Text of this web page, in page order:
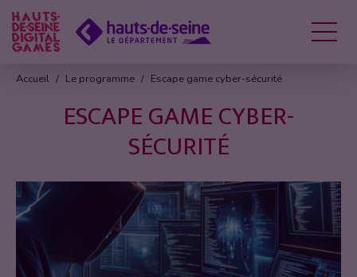
Accueil Le programme Escape game cyber-sécurité
ESCAPE GAME CYBER-
SÉCURITÉ